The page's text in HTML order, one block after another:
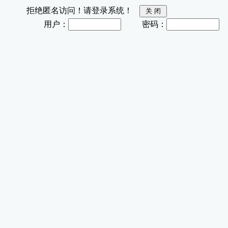
拒绝匿名访问！请登录系统！
用户：
密码：